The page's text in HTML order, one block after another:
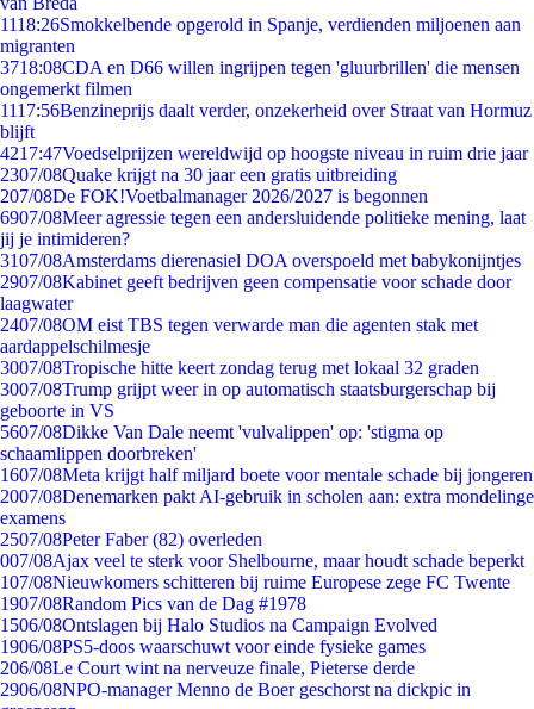
1118:26Smokkelbende opgerold in Spanje, verdienden miljoenen aan
migranten
3718:08CDA en D66 willen ingrijpen tegen 'gluurbrillen' die mensen
ongemerkt filmen
1117:56Benzineprijs daalt verder, onzekerheid over Straat van Hormuz
blijft
4217:47Voedselprijzen wereldwijd op hoogste niveau in ruim drie jaar
2307/08Quake krijgt na 30 jaar een gratis uitbreiding
207/08De FOK!Voetbalmanager 2026/2027 is begonnen
6907/08Meer agressie tegen een andersluidende politieke mening, laat
jij je intimideren?
3107/08Amsterdams dierenasiel DOA overspoeld met babykonijntjes
2907/08Kabinet geeft bedrijven geen compensatie voor schade door
laagwater
2407/08OM eist TBS tegen verwarde man die agenten stak met
aardappelschilmesje
3007/08Tropische hitte keert zondag terug met lokaal 32 graden
3007/08Trump grijpt weer in op automatisch staatsburgerschap bij
geboorte in VS
5607/08Dikke Van Dale neemt 'vulvalippen' op: 'stigma op
schaamlippen doorbreken'
1607/08Meta krijgt half miljard boete voor mentale schade bij jongeren
2007/08Denemarken pakt AI-gebruik in scholen aan: extra mondelinge
examens
2507/08Peter Faber (82) overleden
007/08Ajax veel te sterk voor Shelbourne, maar houdt schade beperkt
107/08Nieuwkomers schitteren bij ruime Europese zege FC Twente
1907/08Random Pics van de Dag #1978
1506/08Ontslagen bij Halo Studios na Campaign Evolved
1906/08PS5-doos waarschuwt voor einde fysieke games
206/08Le Court wint na nerveuze finale, Pieterse derde
2906/08NPO-manager Menno de Boer geschorst na dickpic in